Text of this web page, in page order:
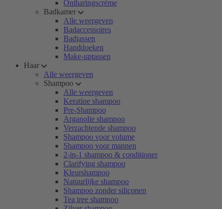
Ontharingscrème
Badkamer
Alle weergeven
Badaccessoires
Badjassen
Handdoeken
Make-uptassen
Haar
Alle weergeven
Shampoo
Alle weergeven
Keratine shampoo
Pre-Shampoo
Arganolie shampoo
Verzachtende shampoo
Shampoo voor volume
Shampoo voor mannen
2-in-1 shampoo & conditioner
Clarifying shampoo
Kleurshampoo
Natuurlijke shampoo
Shampoo zonder siliconen
Tea tree shampoo